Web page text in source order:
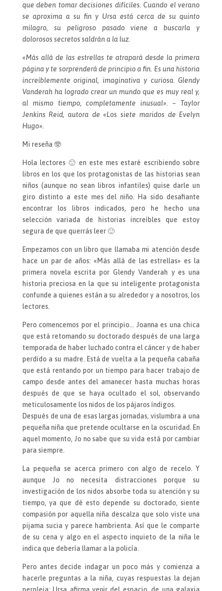
que deben tomar decisiones difíciles. Cuando el verano
se aproxima a su fin y Ursa está cerca de su quinto
milagro, su peligroso pasado viene a buscarla y
dolorosos secretos saldrán a la luz.
«Más allá de las estrellas te atrapará desde la primera
página y te sorprenderá de principio a fin. Es una historia
increíblemente original, imaginativa y curiosa. Glendy
Vanderah ha logrado crear un mundo que es muy real y,
al mismo tiempo, completamente inusual». – Taylor
Jenkins Reid, autora de «Los siete maridos de Evelyn
Hugo».
Mi reseña 🤓
Hola lectores 🙂 en este mes estaré escribiendo sobre
libros en los que los protagonistas de las historias sean
niños (aunque no sean libros infantiles) quise darle un
giro distinto a este mes del niño. Ha sido desafiante
encontrar los libros indicados, pero he hecho una
selección variada de historias increíbles que estoy
segura de que querrás leer 🙂
Empezamos con un libro que llamaba mi atención desde
hace un par de años: «Más allá de las estrellas» es la
primera novela escrita por Glendy Vanderah y es una
historia preciosa en la que su inteligente protagonista
confunde a quienes están a su alrededor y a nosotros, los
lectores.
Pero comencemos por el principio… Joanna es una chica
que está retomando su doctorado después de una larga
temporada de haber luchado contra el cáncer y de haber
perdido a su madre. Está de vuelta a la pequeña cabaña
que está rentando por un tiempo para hacer trabajo de
campo desde antes del amanecer hasta muchas horas
después de que se haya ocultado el sol, observando
meticulosamente los nidos de los pájaros índigos.
Después de una de esas largas jornadas, vislumbra a una
pequeña niña que pretende ocultarse en la oscuridad. En
aquel momento, Jo no sabe que su vida está por cambiar
para siempre.
La pequeña se acerca primero con algo de recelo. Y
aunque Jo no necesita distracciones porque su
investigación de los nidos absorbe toda su atención y su
tiempo, ya que dé esto depende su doctorado, siente
compasión por aquella niña descalza que solo viste una
pijama sucia y parece hambrienta. Así que le comparte
de su cena y algo en el aspecto inquieto de la niña le
indica que debería llamar a la policía.
Pero antes decide indagar un poco más y comienza a
hacerle preguntas a la niña, cuyas respuestas la dejan